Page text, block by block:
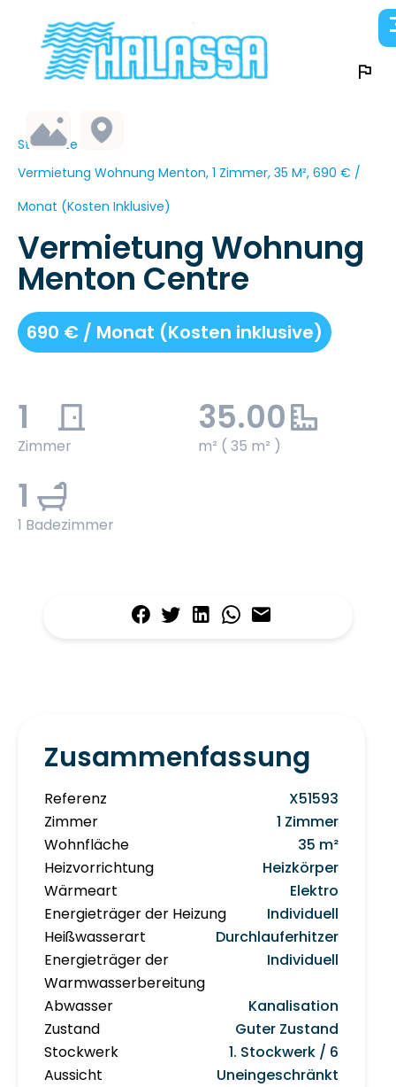
Startseite
Vermietung Wohnung Menton, 1 Zimmer, 35 M², 690 € /
Monat (Kosten Inklusive)
Vermietung Wohnung
Menton Centre
690 € / Monat (Kosten inklusive)
1
Zimmer
35.00
m² ( 35 m² )
1
1 Badezimmer
Zusammenfassung
Referenz
X51593
Zimmer
1 Zimmer
Wohnfläche
35 m²
Heizvorrichtung
Heizkörper
Wärmeart
Elektro
Energieträger der Heizung
Individuell
Heißwasserart
Durchlauferhitzer
Energieträger der
Warmwasserbereitung
Individuell
Abwasser
Kanalisation
Zustand
Guter Zustand
Stockwerk
1. Stockwerk / 6
Aussicht
Uneingeschränkt